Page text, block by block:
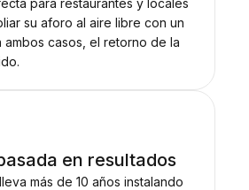
su aforo al aire libre con un
ambos casos, el retorno de la
en resultados
más de 10 años instalando